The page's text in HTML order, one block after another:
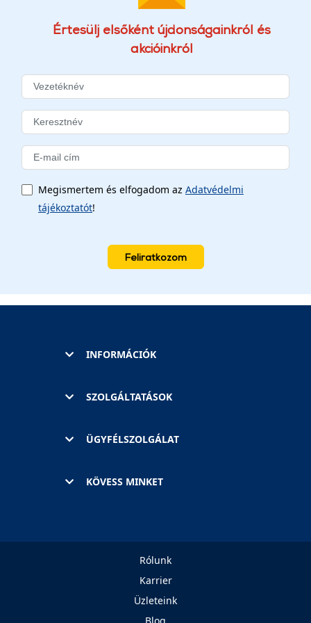
Értesülj elsőként újdonságainkról és
akcióinkról
Megismertem és elfogadom az Adatvédelmi
tájékoztatót!
Feliratkozom
INFORMÁCIÓK
SZOLGÁLTATÁSOK
ÜGYFÉLSZOLGÁLAT
KÖVESS MINKET
Rólunk
Karrier
Üzleteink